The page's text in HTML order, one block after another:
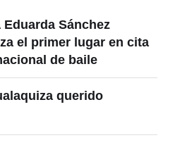
Eduarda Sánchez
el primer lugar en cita
de baile
querido